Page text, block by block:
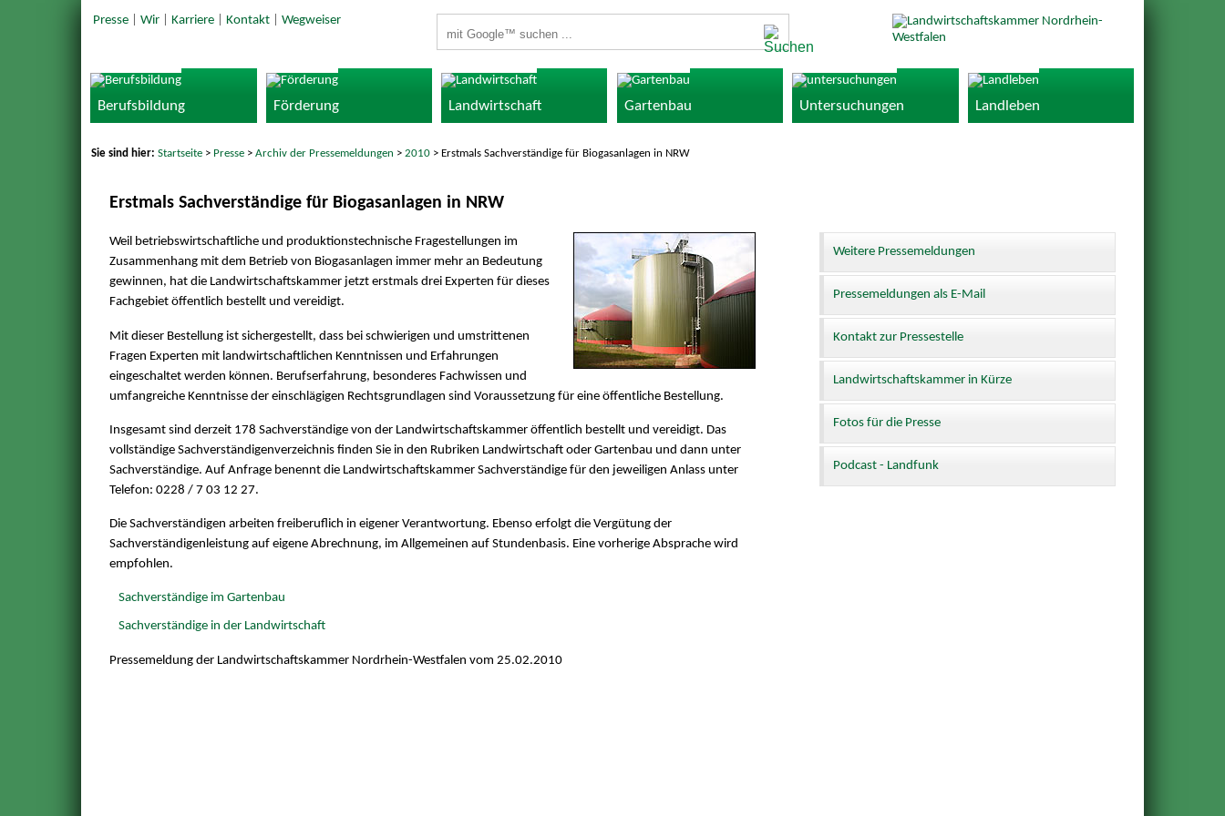
Presse| Wir| Karriere| Kontakt| Wegweiser
Berufsbildung Förderung Landwirtschaft Gartenbau Untersuchungen Landleben
Sie sind hier:Startseite > Presse >Archiv der Pressemeldungen >2010 > Erstmals Sachverständige für Biogasanlagen in NRW
Erstmals Sachverständige für Biogasanlagen in NRW
Weil betriebswirtschaftliche und produktionstechnische Fragestellungen im
Zusammenhang mit dem Betrieb von Biogasanlagen immer mehr an Bedeutung
gewinnen, hat die Landwirtschaftskammer jetzt erstmals drei Experten für dieses
Fachgebiet öffentlich bestellt und vereidigt.
Mit dieser Bestellung ist sichergestellt, dass bei schwierigen und umstrittenen
Fragen Experten mit landwirtschaftlichen Kenntnissen und Erfahrungen
eingeschaltet werden können. Berufserfahrung, besonderes Fachwissen und
umfangreiche Kenntnisse der einschlägigen Rechtsgrundlagen sind Voraussetzung für eine öffentliche Bestellung.
Insgesamt sind derzeit 178 Sachverständige von der Landwirtschaftskammer öffentlich bestellt und vereidigt. Das
vollständige Sachverständigenverzeichnis finden Sie in den Rubriken Landwirtschaft oder Gartenbau und dann unter
Sachverständige. Auf Anfrage benennt die Landwirtschaftskammer Sachverständige für den jeweiligen Anlass unter
Telefon: 0228 / 7 03 12 27.
Die Sachverständigen arbeiten freiberuflich in eigener Verantwortung. Ebenso erfolgt die Vergütung der
Sachverständigenleistung auf eigene Abrechnung, im Allgemeinen auf Stundenbasis. Eine vorherige Absprache wird
empfohlen.
Sachverständige im Gartenbau
Sachverständige in der Landwirtschaft
Pressemeldung der Landwirtschaftskammer Nordrhein-Westfalen vom 25.02.2010
Weitere Pressemeldungen
Pressemeldungen als E-Mail
Kontakt zur Pressestelle
Landwirtschaftskammer in Kürze
Fotos für die Presse
Podcast - Landfunk